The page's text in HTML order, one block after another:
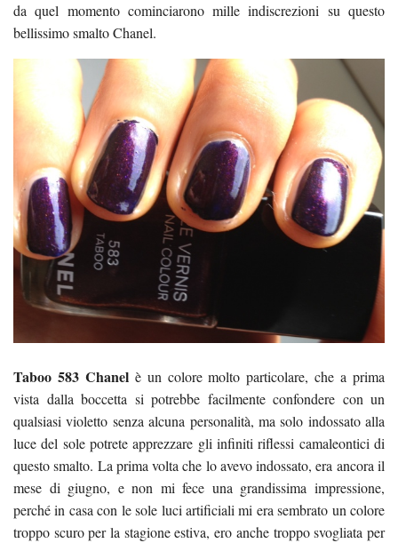
da quel momento cominciarono mille indiscrezioni su questo
bellissimo smalto Chanel.
Taboo 583 Chanelè un colore molto particolare, che a prima
vista dalla boccetta si potrebbe facilmente confondere con un
qualsiasi violetto senza alcuna personalità, ma solo indossato alla
luce del sole potrete apprezzare gli infiniti riflessi camaleontici di
questo smalto. La prima volta che lo avevo indossato, era ancora il
mese di giugno, e non mi fece una grandissima impressione,
perché in casa con le sole luci artificiali mi era sembrato un colore
troppo scuro per la stagione estiva, ero anche troppo svogliata per